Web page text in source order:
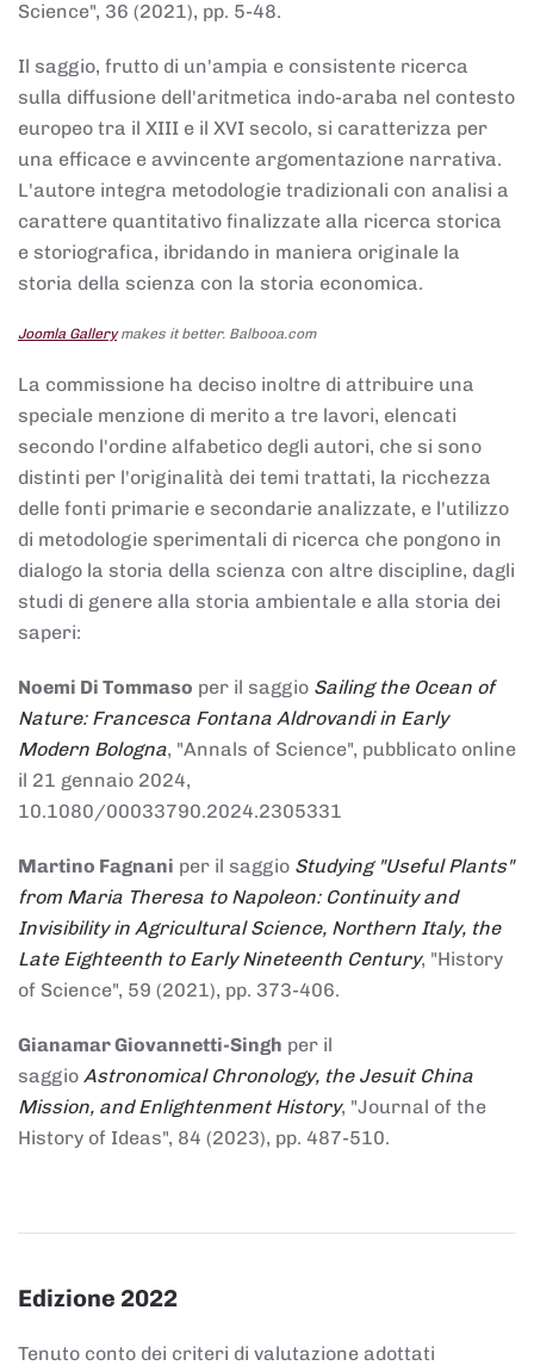
Science", 36 (2021), pp. 5-48.
Il saggio, frutto di un'ampia e consistente ricerca
sulla diffusione dell'aritmetica indo-araba nel contesto
europeo tra il XIII e il XVI secolo, si caratterizza per
una efficace e avvincente argomentazione narrativa.
L'autore integra metodologie tradizionali con analisi a
carattere quantitativo finalizzate alla ricerca storica
e storiografica, ibridando in maniera originale la
storia della scienza con la storia economica.
Joomla Gallerymakes it better. Balbooa.com
La commissione ha deciso inoltre di attribuire una
speciale menzione di merito a tre lavori, elencati
secondo l'ordine alfabetico degli autori, che si sono
distinti per l'originalità dei temi trattati, la ricchezza
delle fonti primarie e secondarie analizzate, e l'utilizzo
di metodologie sperimentali di ricerca che pongono in
dialogo la storia della scienza con altre discipline, dagli
studi di genere alla storia ambientale e alla storia dei
saperi:
Noemi Di Tommaso per il saggio Sailing the Ocean of
Nature: Francesca Fontana Aldrovandi in Early
Modern Bologna, "Annals of Science", pubblicato online
il 21 gennaio 2024,
10.1080/00033790.2024.2305331
Martino Fagnani per il saggio Studying "Useful Plants"
from Maria Theresa to Napoleon: Continuity and
Invisibility in Agricultural Science, Northern Italy, the
Late Eighteenth to Early Nineteenth Century, "History
of Science", 59 (2021), pp. 373-406.
Gianamar Giovannetti-Singh per il
saggio Astronomical Chronology, the Jesuit China
Mission, and Enlightenment History, "Journal of the
History of Ideas", 84 (2023), pp. 487-510.
Edizione 2022
Tenuto conto dei criteri di valutazione adottati